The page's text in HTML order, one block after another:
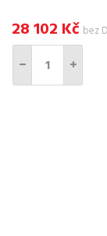
28 102 Kč bez